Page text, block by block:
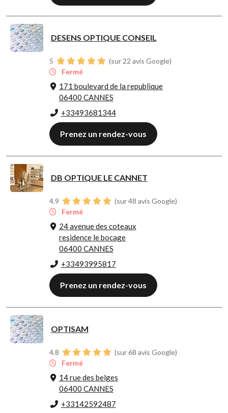
DESENS OPTIQUE CONSEIL
5
(sur 22 avis Google)
Fermé
171 boulevard de la republique
06400 CANNES
+33493681344
Prenez un rendez-vous
DB OPTIQUE LE CANNET
4.9
(sur 48 avis Google)
Fermé
24 avenue des coteaux
residence le bocage
06400 CANNES
+33493995817
Prenez un rendez-vous
OPTISAM
4.8
(sur 68 avis Google)
Fermé
14 rue des belges
06400 CANNES
+33142592487